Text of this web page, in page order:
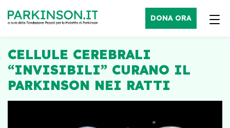
DONA ORA
CELLULE CEREBRALI
“INVISIBILI” CURANO IL
PARKINSON NEI RATTI